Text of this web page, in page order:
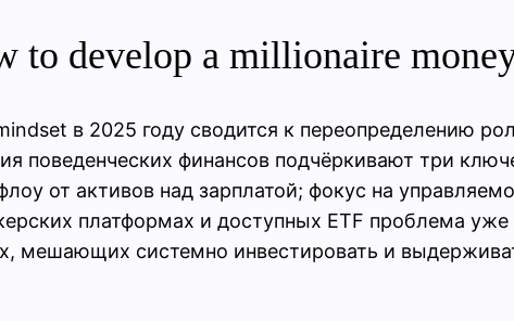
to develop a millionaire
в 2025 году сводится к переопределению
поведенческих финансов подчёркивают три
от активов над зарплатой; фокус на
платформах и доступных ETF проблема
мешающих системно инвестировать и